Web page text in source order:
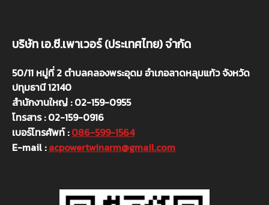
บริษัท เอ.ซี.เพาเวอร์ (ประเทศไทย) จำกัด
50/11 หมู่ที่ 2 ตำบลคลองพระอุดม อำเภอลาดหลุมแก้ว จังหวัด
ปทุมธานี 12140
สำนักงานใหญ่ : 02-159-0955
โทรสาร : 02-159-0916
เบอร์โทรศัพท์ :086-599-1564
E-mail :acpowertwinarm@gmail.com